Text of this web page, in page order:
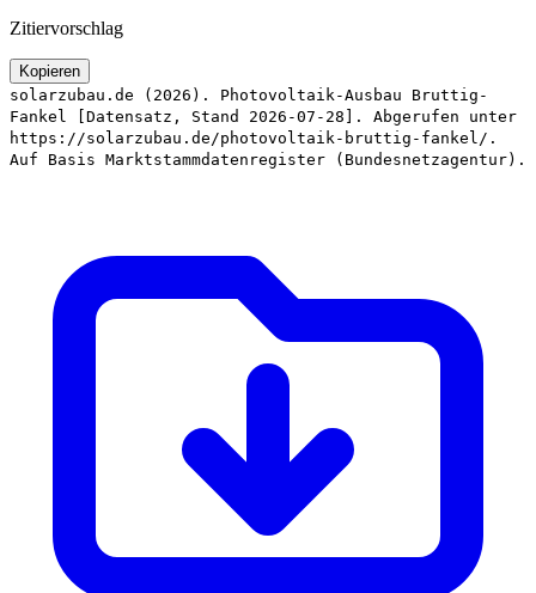
Zitiervorschlag
Kopieren
solarzubau.de (2026). Photovoltaik-Ausbau Bruttig-
Fankel [Datensatz, Stand 2026-07-28]. Abgerufen unter
https://solarzubau.de/photovoltaik-bruttig-fankel/.
Auf Basis Marktstammdatenregister (Bundesnetzagentur).